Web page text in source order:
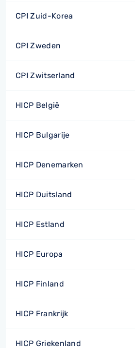
CPI Zuid-Korea
CPI Zweden
CPI Zwitserland
HICP België
HICP Bulgarije
HICP Denemarken
HICP Duitsland
HICP Estland
HICP Europa
HICP Finland
HICP Frankrijk
HICP Griekenland